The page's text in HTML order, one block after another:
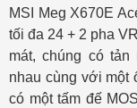
MSI Meg X670E
tối đa 24 + 2 pha
mát, chúng có
nhau cùng với một
có một tấm đế